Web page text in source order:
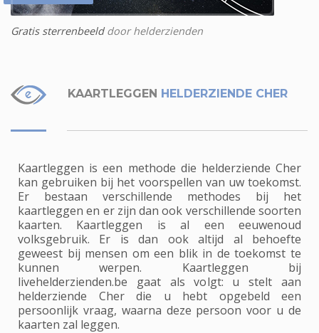
Gratis sterrenbeelddoor helderzienden
KAARTLEGGEN HELDERZIENDE CHER
Kaartleggen is een methode die helderziende Cher
kan gebruiken bij het voorspellen van uw toekomst.
Er bestaan verschillende methodes bij het
kaartleggen en er zijn dan ook verschillende soorten
kaarten. Kaartleggen is al een eeuwenoud
volksgebruik. Er is dan ook altijd al behoefte
geweest bij mensen om een blik in de toekomst te
kunnen werpen. Kaartleggen bij
livehelderzienden.be gaat als volgt: u stelt aan
helderziende Cher die u hebt opgebeld een
persoonlijk vraag, waarna deze persoon voor u de
kaarten zal leggen.